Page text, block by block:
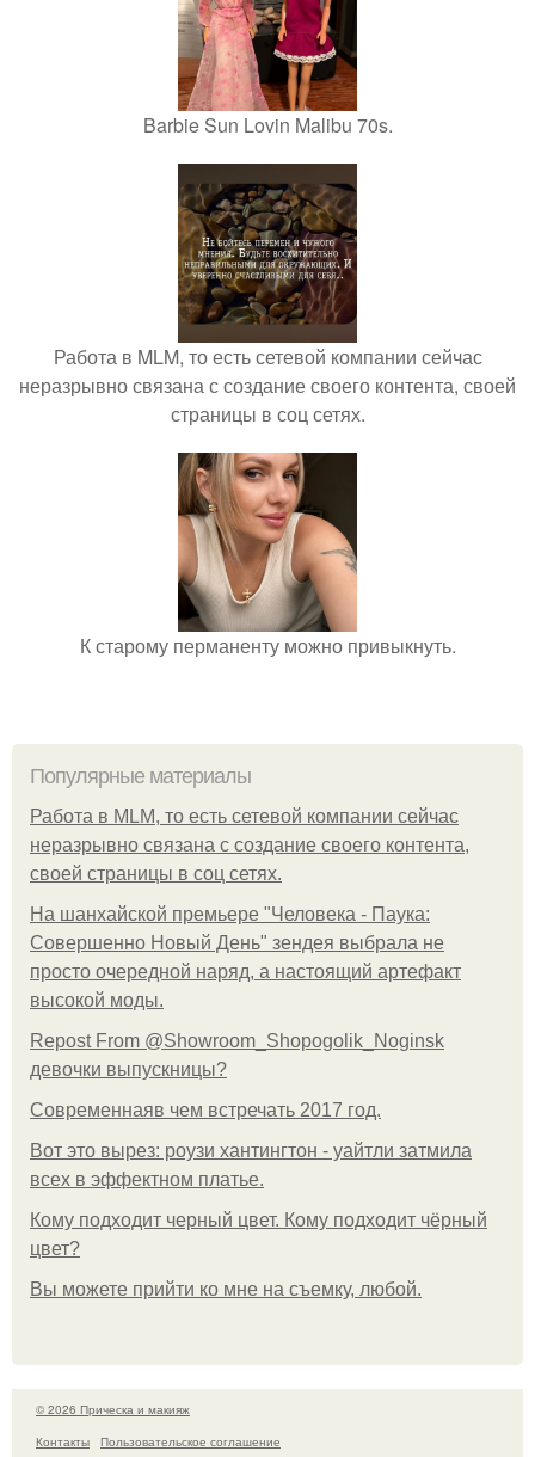
Barbie Sun Lovin Malibu 70s.
Работа в MLM, то есть сетевой компании сейчас
неразрывно связана с создание своего контента, своей
страницы в соц сетях.
К старому перманенту можно привыкнуть.
Популярные материалы
Работа в MLM, то есть сетевой компании сейчас
неразрывно связана с создание своего контента,
своей страницы в соц сетях.
На шанхайской премьере "Человека - Паука:
Совершенно Новый День" зендея выбрала не
просто очередной наряд, а настоящий артефакт
высокой моды.
Repost From @Showroom_Shopogolik_Noginsk
девочки выпускницы?
Современнаяв чем встречать 2017 год.
Вот это вырез: роузи хантингтон - уайтли затмила
всех в эффектном платьe.
Кому подходит черный цвет. Кому подходит чёрный
цвет?
Вы можете прийти ко мне на съемку, любой.
© 2026 Прическа и макияж
Контакты
Пользовательское соглашение